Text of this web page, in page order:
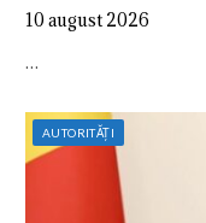
10 august 2026
…
AUTORITĂȚI